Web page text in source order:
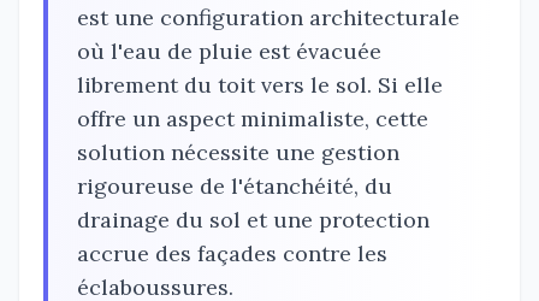
est une configuration architecturale
où l'eau de pluie est évacuée
librement du toit vers le sol. Si elle
offre un aspect minimaliste, cette
solution nécessite une gestion
rigoureuse de l'étanchéité, du
drainage du sol et une protection
accrue des façades contre les
éclaboussures.